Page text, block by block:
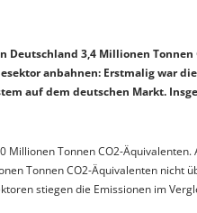
Deutschland 3,4 Millionen Tonnen
anbahnen: Erstmalig war die
auf dem deutschen Markt.
Tonnen CO2-Äquivalenten.
Tonnen CO2-Äquivalenten nicht
stiegen die Emissionen im